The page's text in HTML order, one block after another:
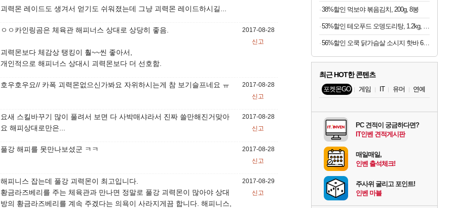
괴력몬 레이드도 생겨서 얻기도 쉬워졌는데 그냥 괴력몬 레이드하시길...
ㅇㅇ카인링곰은 체육관 해피너스 상대로 상당히 좋음.
괴력몬보다 체감상 탱킹이 훨~~씬 좋아서,
개인적으로 해피너스 상대시 괴력몬보다 더 선호함.
2017-08-28
신고
호우호우요// 카폭 괴력몬없으신가봐요 자위하시는게 참 보기슬프네요 ㅠ
2017-08-28
신고
요새 스킬바꾸기 많이 풀려서 보면 다 사박매샤라서 진짜 쓸만해진거맞아
요 해피상대로만은...
2017-08-28
신고
풀강 해피를 못만나보셨군 ㅋㅋ
2017-08-28
신고
해피니스 잡는데 풀강 괴력몬이 최고입니다.
황금라즈베리를 주는 체육관과 만나면 정말로 풀강 괴력몬이 많아야 상대
방의 황금라즈베리를 계속 주겠다는 의욕이 사라지게끔 합니다. 해피니스,
2017-08-29
신고
38%할인 먹보야 볶음김치, 200g, 8봉
53%할인 테오푸드 오뎅도리탕, 1.2kg, 1개
56%할인 오쿡 닭가슴살 소시지 핫바 6종, 70g, 12개
최근 HOT한 콘텐츠
포켓몬GO 게임 IT 유머 연예
PC 견적이 궁금하다면?
IT인벤 견적게시판
매일매일,
인벤 출석체크!
주사위 굴리고 포인트!
인벤 마블